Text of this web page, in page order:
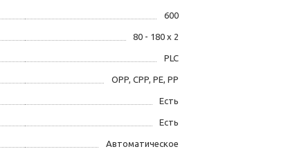
600
80 - 180 х 2
PLC
OPP, CPP, PE, PP
Есть
Есть
Автоматическое